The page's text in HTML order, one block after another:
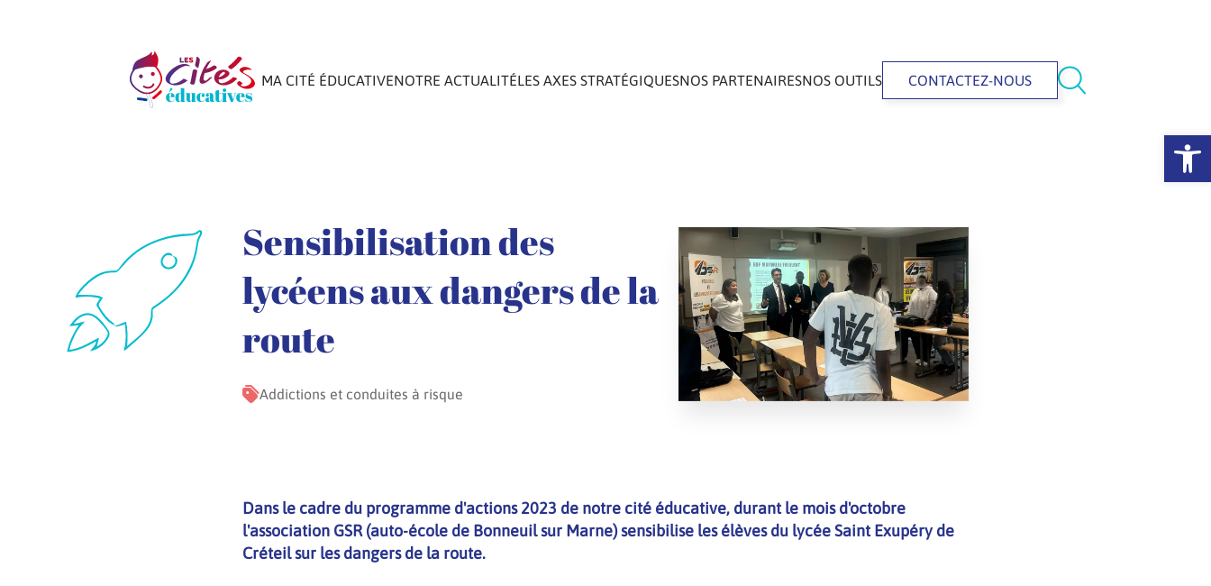
Ouvrir
MA CITÉ ÉDUCATIVENOTRE ACTUALITÉLES AXES STRATÉGIQUESNOS PARTENAIRESNOS OUTILS CONTACTEZ-NOUS
Sensibilisation des
lycéens aux dangers de la
route
Addictions et conduites à risque
Dans le cadre du programme d'actions 2023 de notre cité éducative, durant le mois d'octobre
l'association GSR (auto-école de Bonneuil sur Marne) sensibilise les élèves du lycée Saint Exupéry de
Créteil sur les dangers de la route.